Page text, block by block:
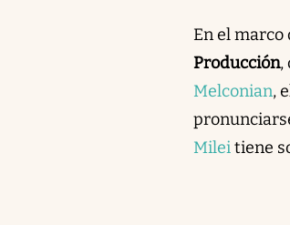
En el marco
Producción,
Melconian,
Mileitiene